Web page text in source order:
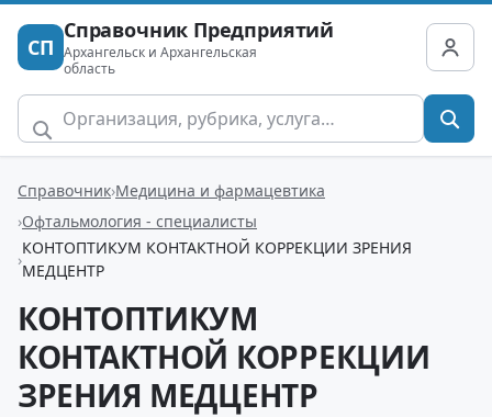
СП
Справочник Предприятий
Архангельск и Архангельская
область
Справочник Медицина и фармацевтика
Офтальмология - специалисты
КОНТОПТИКУМ КОНТАКТНОЙ КОРРЕКЦИИ ЗРЕНИЯ
МЕДЦЕНТР
КОНТОПТИКУМ
КОНТАКТНОЙ КОРРЕКЦИИ
ЗРЕНИЯ МЕДЦЕНТР